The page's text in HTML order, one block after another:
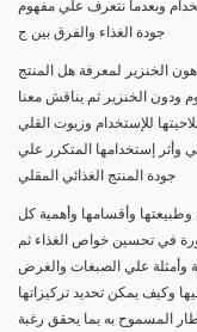
وبعدما نتعرف علي مفهوم
جودة الغذاء والفرق بين ج
الخنزير لمعرفة هل المنتج
ودون الخنزير ثم يناقش معنا
للإستخدام وزيوت القلي
وأثر إستخدامها المتكرر علي
جودة المنتج الغذائي المقلي
وطبيعتها وأقسامها وأهمية كل
في تحسين خواص الغذاء ثم
وأمثلة علي الصبغات والغرض
وكيف يمكن تحديد تركيزاتها
المسموح به بما يحقق رغبة